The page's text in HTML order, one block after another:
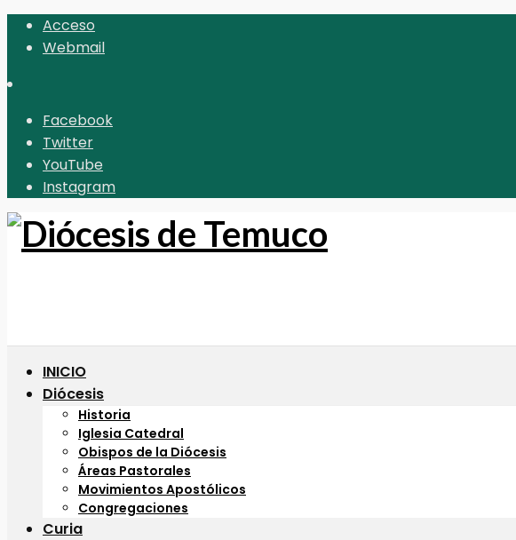
Acceso
Webmail
Facebook
Twitter
YouTube
Instagram
INICIO
Diócesis
Historia
Iglesia Catedral
Obispos de la Diócesis
Áreas Pastorales
Movimientos Apostólicos
Congregaciones
Curia